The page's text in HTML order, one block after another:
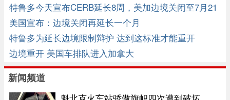
特鲁多今天宣布CERB延长8周，美加边境关闭至7月21
日
美国宣布：边境关闭再延长一个月
特鲁多为延长边境限制辩护 达到这标准才能重开
边境重开 美国车排队进入加拿大
新闻频道